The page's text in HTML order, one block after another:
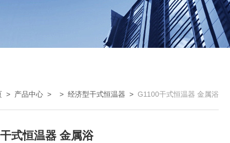
> 产品中心 > > 经济型干式恒温器 > G1100干式恒温器 金属浴
式恒温器 金属浴